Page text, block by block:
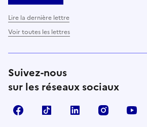
Lire la dernière lettre
Voir toutes les lettres
Suivez-nous
sur les réseaux sociaux
FacebookTikTok LinkedIn Instagram